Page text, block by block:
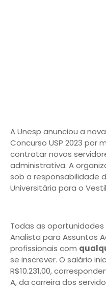
A Unesp anunciou a
Concurso USP 2023 por
contratar novos
administrativa. A
sob a responsabilidade
Universitária para o
Todas as
Analista para Assuntos
profissionais com
se inscrever. O salário
R$10.231,00,
A, da carreira dos